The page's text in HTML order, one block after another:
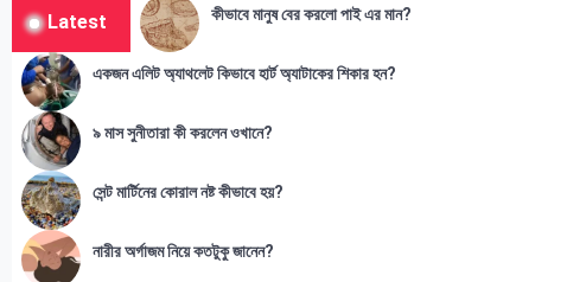
Latest কীভাবে মানুষ বের করলো পাই এর মান?
একজন এলিট অ্যাথলেট কিভাবে হার্ট অ্যাটাকের শিকার হন?
৯ মাস সুনীতারা কী করলেন ওখানে?
সেন্ট মার্টিনের কোরাল নষ্ট কীভাবে হয়?
নারীর অর্গাজম নিয়ে কতটুকু জানেন?